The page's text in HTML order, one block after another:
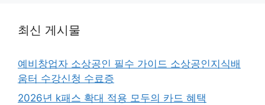
최신 게시물
예비창업자 소상공인 필수 가이드 소상공인지식배
움터 수강신청 수료증
2026년 k패스 확대 적용 모두의 카드 혜택